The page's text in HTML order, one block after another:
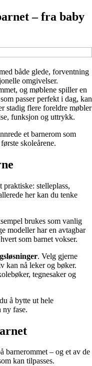
– fra baby
både glede, forventning
omgivelser.
og møblene spiller en
passer perfekt i dag, kan
stadig flere foreldre møbler
funksjon og uttrykk.
et barnerom som
skoleårene.
praktiske: stelleplass,
her kan du tenke
brukes som vanlig
modeller har en avtagbar
som barnet vokser.
. Velg gjerne
kan nå leker og bøker.
tegnesaker og
å bytte ut hele
ny fase.
barnerommet – og et av de
kan tilpasses.